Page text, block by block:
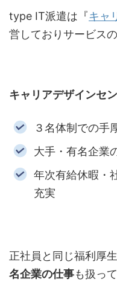
type IT派遣は『キャ
営しておりサービス
キャリアデザインセ
３名体制での手
大手・有名企業
年次有給休暇・
充実
正社員と同じ福利厚
名企業の仕事も扱っ